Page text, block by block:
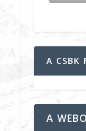
A CSBK
A